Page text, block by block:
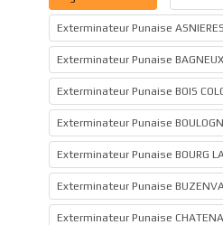
Exterminateur Punaise
Exterminateur Punaise
Exterminateur Punaise BOIS
Exterminateur Punaise
Exterminateur Punaise BOURG
Exterminateur Punaise
Exterminateur Punaise